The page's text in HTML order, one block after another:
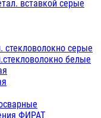
вставкой серые
стекловолокно серые
белые
ФИРАТ